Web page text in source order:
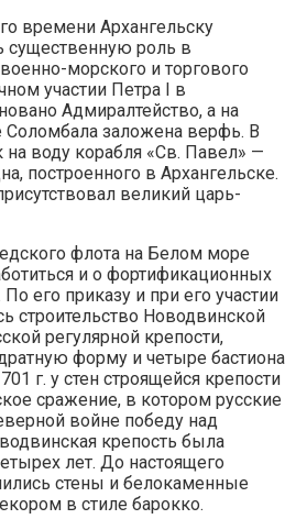
времени Архангельску
существенную роль в
морского и торгового
участии Петра I в
Адмиралтейство, а на
заложена верфь. В
на воду корабля «Св. Павел» —
построенного в Архангельске.
великий царь-
флота на Белом море
и о фортификационных
его приказу и при его участии
строительство Новодвинской
регулярной крепости,
форму и четыре бастиона
г. у стен строящейся крепости
сражение, в котором русские
войне победу над
крепость была
лет. До настоящего
стены и белокаменные
в стиле барокко.